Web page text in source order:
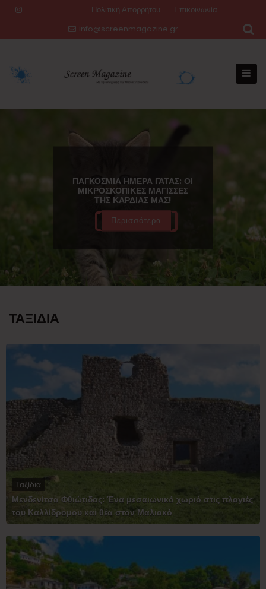
Πολιτική Απορρήτου
Επικοινωνία
info@screenmagazine.gr
ΠΑΓΚΌΣΜΙΑ ΗΜΈΡΑ ΓΆΤΑΣ: ΟΙ
ΜΙΚΡΟΣΚΟΠΙΚΈΣ ΜΆΓΙΣΣΕΣ
ΤΗΣ ΚΑΡΔΙΆΣ ΜΑΣ!
Περισσότερα
ΤΑΞΙΔΙΑ
Ταξίδια
Μενδενίτσα Φθιώτιδας: Ένα μεσαιωνικό χωριό στις πλαγιές
του Καλλίδρομου και θέα στον Μαλιακό